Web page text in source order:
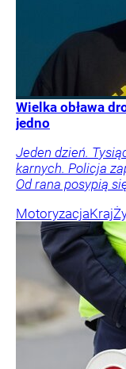
Wielka obława
jedno
Jeden dzień.
karnych. Policja
Od rana posypią
MotoryzacjaKraj